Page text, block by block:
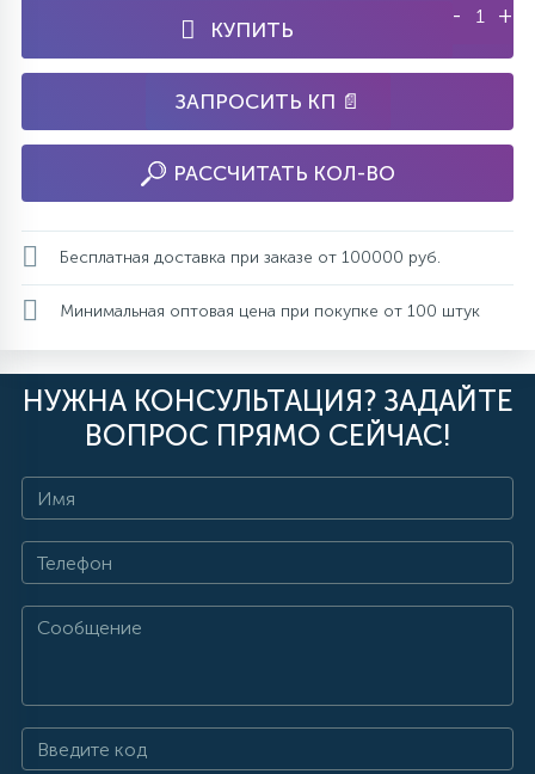
КУПИТЬ
- +
ЗАПРОСИТЬ КП 📄
РАССЧИТАТЬ КОЛ-ВО
Бесплатная доставка при заказе от 100000 руб.
Минимальная оптовая цена при покупке от 100 штук
НУЖНА КОНСУЛЬТАЦИЯ? ЗАДАЙТЕ
ВОПРОС ПРЯМО СЕЙЧАС!